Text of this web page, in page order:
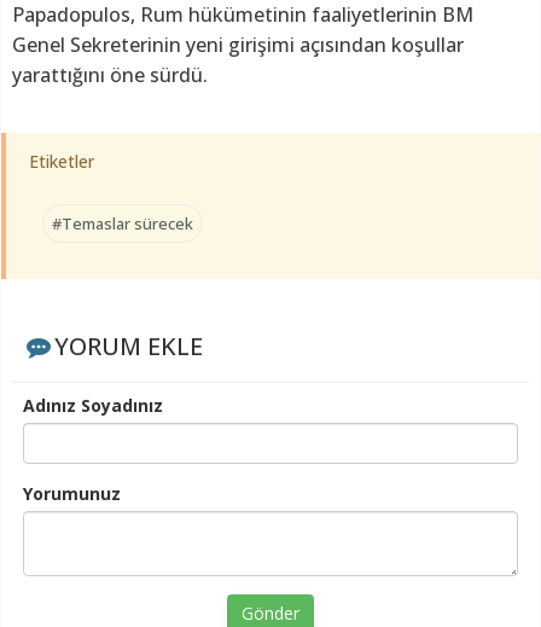
Papadopulos, Rum hükümetinin faaliyetlerinin BM
Genel Sekreterinin yeni girişimi açısından koşullar
yarattığını öne sürdü.
Etiketler
#Temaslar sürecek
YORUM EKLE
Adınız Soyadınız
Yorumunuz
Gönder